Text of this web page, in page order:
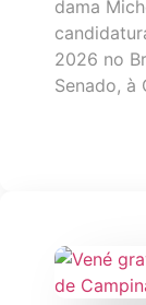
dama
2026 no
Senado, à